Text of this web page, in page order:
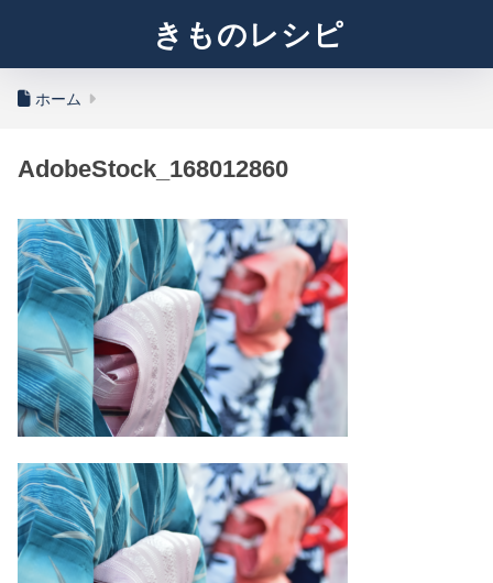
きものレシピ
ホーム
AdobeStock_168012860